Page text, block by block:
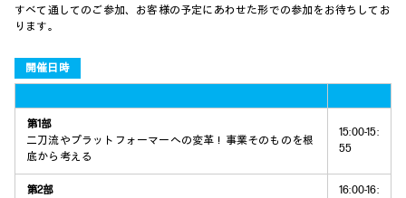
すべて通してのご参加、お客様の予定にあわせた形での参加をお待ちしてお
ります。
開催日時
第1部
二刀流やプラットフォーマーへの変革！事業そのものを根
底から考える
15:00-15:
55
第2部
16:00-16: